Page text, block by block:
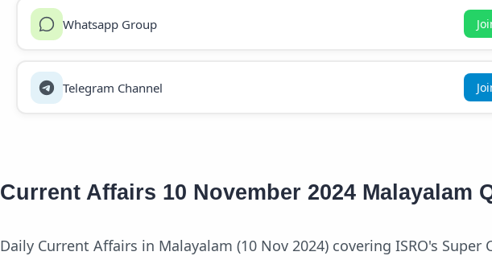
Whatsapp Group
Telegram Channel
Current Affairs 10 November 2024 Malayalam
Daily Current Affairs in Malayalam (10 Nov 2024) covering ISRO's Super